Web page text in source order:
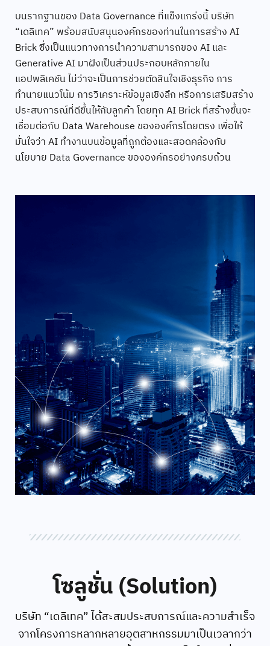
บนรากฐานของ Data Governance ที่แข็งแกร่งนี้ บริษัท
“เดลิเทค” พร้อมสนับสนุนองค์กรของท่านในการสร้าง AI
Brick ซึ่งเป็นแนวทางการนำความสามารถของ AI และ
Generative AI มาฝังเป็นส่วนประกอบหลักภายใน
แอปพลิเคชัน ไม่ว่าจะเป็นการช่วยตัดสินใจเชิงธุรกิจ การ
ทำนายแนวโน้ม การวิเคราะห์ข้อมูลเชิงลึก หรือการเสริมสร้าง
ประสบการณ์ที่ดีขึ้นให้กับลูกค้า โดยทุก AI Brick ที่สร้างขึ้นจะ
เชื่อมต่อกับ Data Warehouse ขององค์กรโดยตรง เพื่อให้
มั่นใจว่า AI ทำงานบนข้อมูลที่ถูกต้องและสอดคล้องกับ
นโยบาย Data Governance ขององค์กรอย่างครบถ้วน
โซลูชั่น (Solution)
บริษัท “เดลิเทค” ได้สะสมประสบการณ์และความสำเร็จ
จากโครงการหลากหลายอุตสาหกรรมมาเป็นเวลากว่า